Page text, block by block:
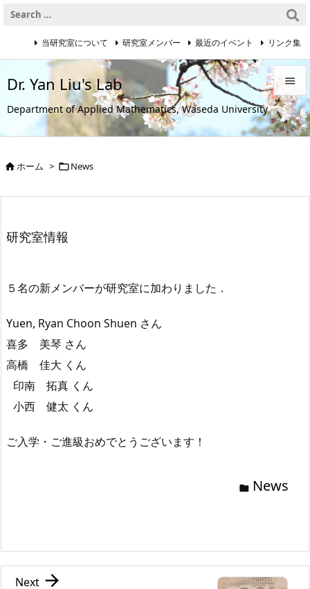
Dr. Yan Liu's Lab
Department of Applied Mathematics, Waseda University


メニュ
前へ
当研究室について 研究室メンバー 最近のイベント リンク集
ホーム > News
研究室情報
５名の新メンバーが研究室に加わりました．
Yuen, Ryan Choon Shuen さん
喜多 美琴 さん
高橋 佳大 くん
印南 拓真 くん
小西 健太 くん
ご入学・ご進級おめでとうございます！
 News

Next